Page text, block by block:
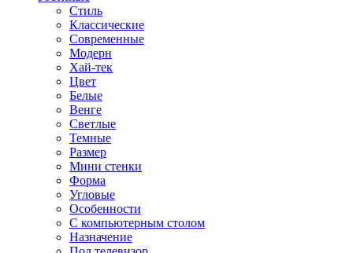
Стиль
Классические
Современные
Модерн
Хай-тек
Цвет
Белые
Венге
Светлые
Темные
Размер
Мини стенки
Форма
Угловые
Особенности
С компьютерным столом
Назначение